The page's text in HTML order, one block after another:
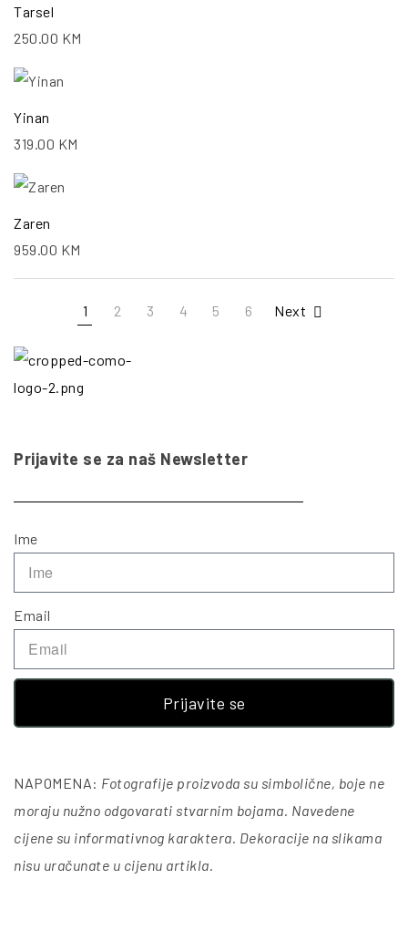
Tarsel
250.00 KM
Yinan
319.00 KM
Zaren
959.00 KM
1 2 3 4 5 6 Next
Prijavite se za naš Newsletter
Ime
Email
Prijavite se
NAPOMENA: Fotografije proizvoda su simbolične, boje ne
moraju nužno odgovarati stvarnim bojama. Navedene
cijene su informativnog karaktera. Dekoracije na slikama
nisu uračunate u cijenu artikla